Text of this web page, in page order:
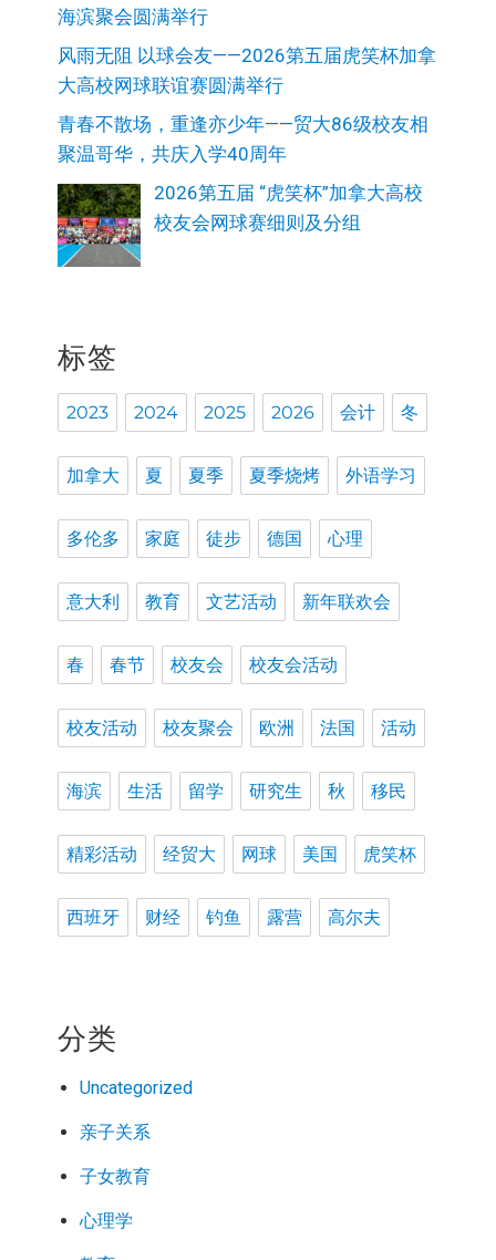
海滨聚会圆满举行
风雨无阻 以球会友——2026第五届虎笑杯加拿
大高校网球联谊赛圆满举行
青春不散场，重逢亦少年——贸大86级校友相
聚温哥华，共庆入学40周年
2026第五届 “虎笑杯”加拿大高校
校友会网球赛细则及分组
标签
2023 2024 2025 2026 会计 冬
加拿大 夏 夏季 夏季烧烤 外语学习
多伦多 家庭 徒步 德国 心理
意大利 教育 文艺活动 新年联欢会
春 春节 校友会 校友会活动
校友活动 校友聚会 欧洲 法国 活动
海滨 生活 留学 研究生 秋 移民
精彩活动 经贸大 网球 美国 虎笑杯
西班牙 财经 钓鱼 露营 高尔夫
分类
Uncategorized
亲子关系
子女教育
心理学